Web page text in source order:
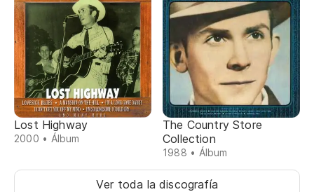
Lost Highway
2000 • Álbum
The Country Store
Collection
1988 • Álbum
Ver toda la discografía